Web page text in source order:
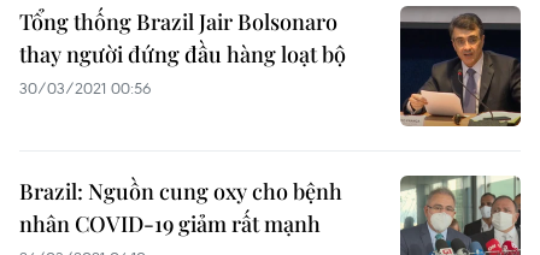
Tổng thống Brazil Jair Bolsonaro
thay người đứng đầu hàng loạt bộ
30/03/2021 00:56
Brazil: Nguồn cung oxy cho bệnh
nhân COVID-19 giảm rất mạnh